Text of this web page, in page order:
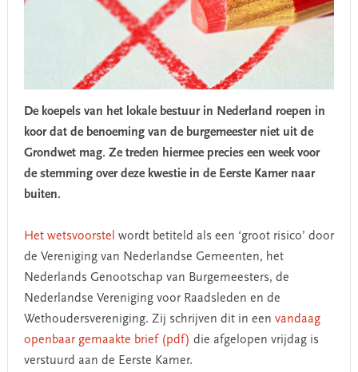
De koepels van het lokale bestuur in Nederland roepen in
koor dat de benoeming van de burgemeester niet uit de
Grondwet mag. Ze treden hiermee precies een week voor
de stemming over deze kwestie in de Eerste Kamer naar
buiten.
Het wetsvoorstel wordt betiteld als een ‘groot risico’ door
de Vereniging van Nederlandse Gemeenten, het
Nederlands Genootschap van Burgemeesters, de
Nederlandse Vereniging voor Raadsleden en de
Wethoudersvereniging. Zij schrijven dit in een vandaag
openbaar gemaakte brief (pdf) die afgelopen vrijdag is
verstuurd aan de Eerste Kamer.